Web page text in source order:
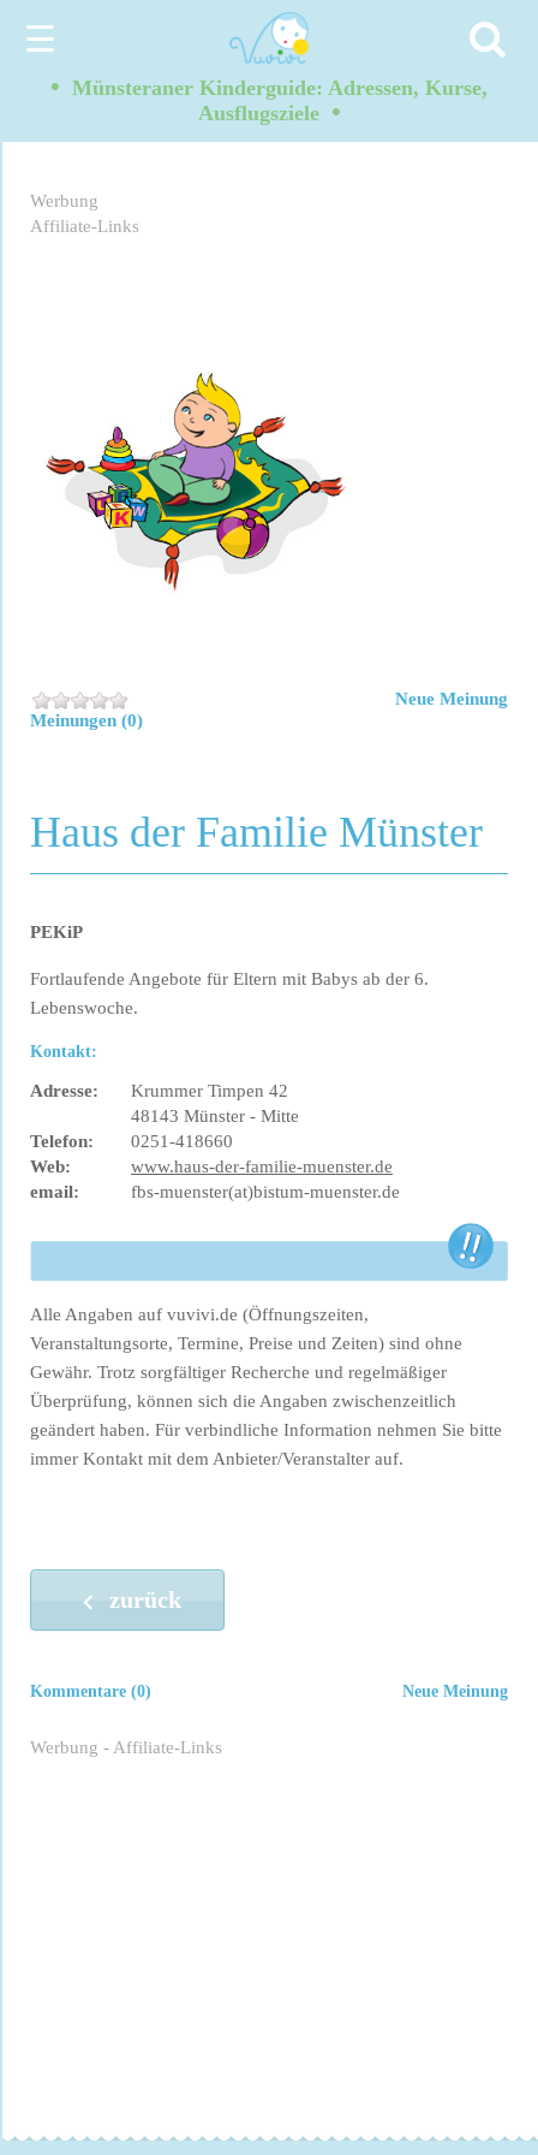
☰
• Münsteraner Kinderguide: Adressen, Kurse,
Ausflugsziele •
Werbung
Affiliate-Links
Meinungen (0)
Neue Meinung
Haus der Familie Münster
PEKiP
Fortlaufende Angebote für Eltern mit Babys ab der 6.
Lebenswoche.
Kontakt:
Adresse:
Krummer Timpen 42
48143 Münster - Mitte
Telefon:
0251-418660
Web:
www.haus-der-familie-muenster.de
email:
fbs-muenster(at)bistum-muenster.de
Alle Angaben auf vuvivi.de (Öffnungszeiten,
Veranstaltungsorte, Termine, Preise und Zeiten) sind ohne
Gewähr. Trotz sorgfältiger Recherche und regelmäßiger
Überprüfung, können sich die Angaben zwischenzeitlich
geändert haben. Für verbindliche Information nehmen Sie bitte
immer Kontakt mit dem Anbieter/Veranstalter auf.
zurück
Neue Meinung
Kommentare (0)
Werbung - Affiliate-Links